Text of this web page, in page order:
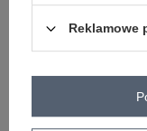
sposób prania : pranie w
Kod produktu
DHJ-
Reklamowe